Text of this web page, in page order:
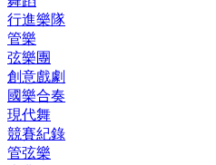
行進樂隊
管樂
弦樂團
創意戲劇
國樂合奏
現代舞
競賽紀錄
管弦樂